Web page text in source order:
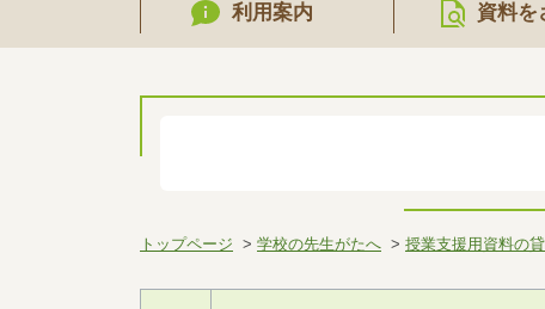
利用案内 資料を
トップページ 学校の先生がたへ 授業支援用資料の